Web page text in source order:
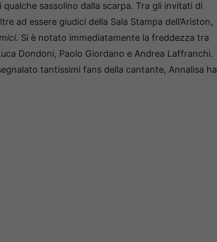
sassolino dalla scarpa. Tra gli invitati di
ad essere giudici della Sala Stampa dell’Ariston,
Si è notato immediatamente la freddezza tra
Dondoni, Paolo Giordano e Andrea Laffranchi.
tantissimi fans della cantante, Annalisa ha